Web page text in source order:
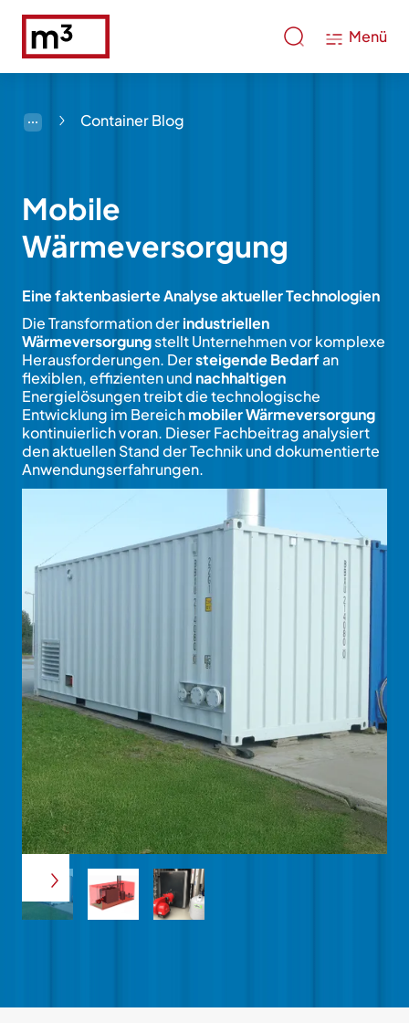
Menü
Container Blog
Mobile
Wärmeversorgung
Eine faktenbasierte Analyse aktueller Technologien
Die Transformation derindustriellen
Wärmeversorgungstellt Unternehmen vor komplexe
Herausforderungen. Dersteigende Bedarfan
flexiblen, effizienten und nachhaltigen
Energielösungen treibt die technologische
Entwicklung im Bereichmobiler Wärmeversorgung
kontinuierlich voran. Dieser Fachbeitrag analysiert
den aktuellen Stand der Technik und dokumentierte
Anwendungserfahrungen.